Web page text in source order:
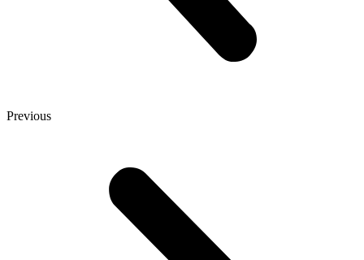
Previous